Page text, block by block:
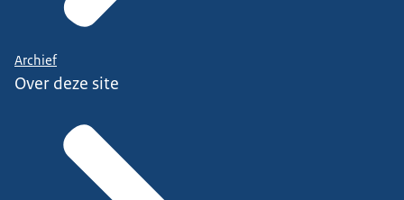
Archief
Over deze site